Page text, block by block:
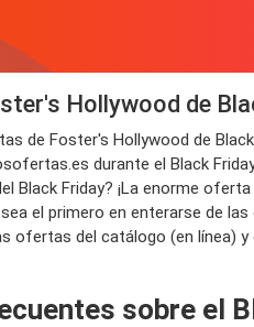
Hollywood de
de Foster's Hollywood de
durante el Black
Black Friday? ¡La enorme
el primero en enterarse de
ofertas del catálogo (en línea)
sobre el